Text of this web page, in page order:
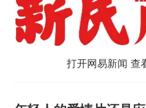
打开网易新闻 查